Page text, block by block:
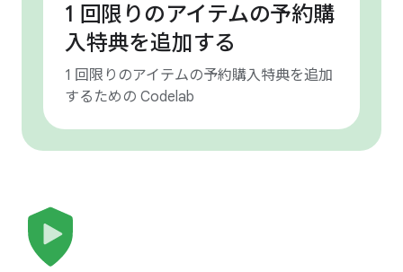
1 回限りのアイテムの予約購
入特典を追加する
1 回限りのアイテムの予約購入特典を追加
するための Codelab